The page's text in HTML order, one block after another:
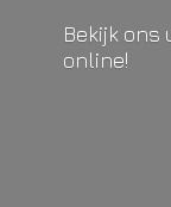
Bekijk ons
online!